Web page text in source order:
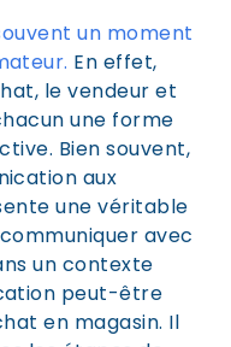
un moment
. En effet,
le vendeur et
une forme
Bien souvent,
aux
une véritable
avec
un contexte
peut-être
en magasin. Il